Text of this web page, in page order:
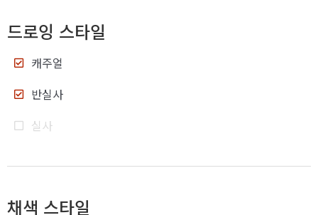
드로잉 스타일
캐주얼
반실사
실사
채색 스타일